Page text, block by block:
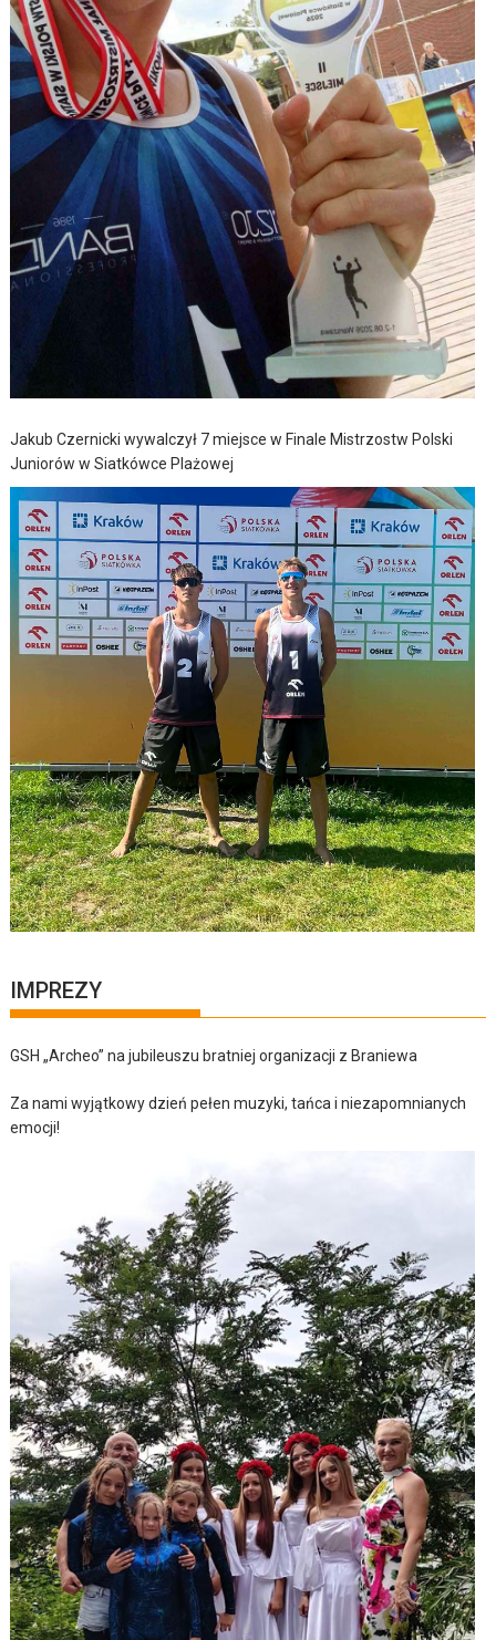
Jakub Czernicki wywalczył 7 miejsce w Finale Mistrzostw Polski
Juniorów w Siatkówce Plażowej
IMPREZY
GSH „Archeo” na jubileuszu bratniej organizacji z Braniewa
Za nami wyjątkowy dzień pełen muzyki, tańca i niezapomnianych
emocji!